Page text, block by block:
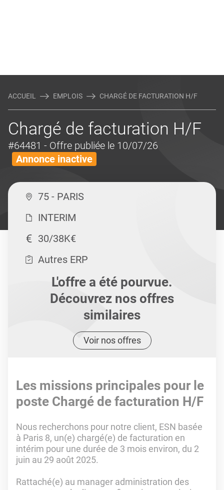
ACCUEIL EMPLOIS CHARGÉ DE FACTURATION H/F
Chargé de facturation H/F
#64481 - Offre publiée le 10/07/26
Annonce inactive
75 - PARIS
INTERIM
30/38K€
Autres ERP
L'offre a été pourvue.
Découvrez nos offres
similaires
Voir nos offres
Les missions principales pour le
poste Chargé de facturation H/F
Nous recherchons pour notre client, ESN basée
à Paris 8, un(e) chargé(e) de facturation en
intérim pour une durée de 3 mois environ, du 2
juin au 29 août 2025.
Rattaché(e) au manager administration des